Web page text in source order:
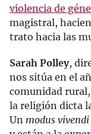
violencia de
magistral,
trato hacia las
Sarah Polley,
nos sitúa en el
comunidad
la religión dicta
Un modus vivendi